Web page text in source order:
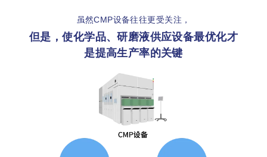
虽然CMP设备往往更受关注，
但是，使化学品、研磨液供应设备最优化才
是提高生产率的关键